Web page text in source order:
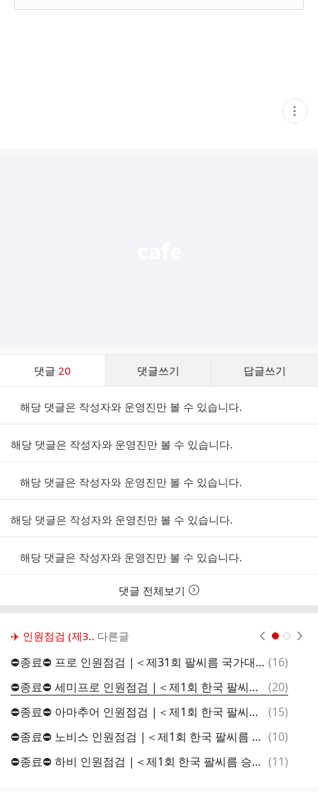
현
재
댓글20 댓글쓰기 답글쓰기
리
해당 댓글은 작성자와 운영진만 볼 수 있습니다.
해당 댓글은 작성자와 운영진만 볼 수 있습니다.
해당 댓글은 작성자와 운영진만 볼 수 있습니다.
해당 댓글은 작성자와 운영진만 볼 수 있습니다.
해당 댓글은 작성자와 운영진만 볼 수 있습니다.
댓글 전체보기
✈️ 인원점검 (제3.. 다른글
⛔종료⛔ 프로 인원점검 |＜제31회 팔씨름 국가대표 선발전＞ 댓
(16)
⛔종료⛔ 세미프로 인원점검 |＜제1회 한국 팔씨름 승급전＞
댓
글
(20)
⛔종료⛔ 아마추어 인원점검 |＜제1회 한국 팔씨름 승급전＞
댓
(15)
⛔종료⛔ 노비스 인원점검 |＜제1회 한국 팔씨름 승급전＞ 댓
(10)
⛔종료⛔ 하비 인원점검 |＜제1회 한국 팔씨름 승급전＞ 댓
(11)